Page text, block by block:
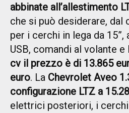
abbinate all’allestimento
che si può desiderare,
per i cerchi in lega da
USB, comandi al volante
cv il prezzo è di 13.865
euro. La Chevrolet Aveo
configurazione LTZ a
elettrici posteriori, i